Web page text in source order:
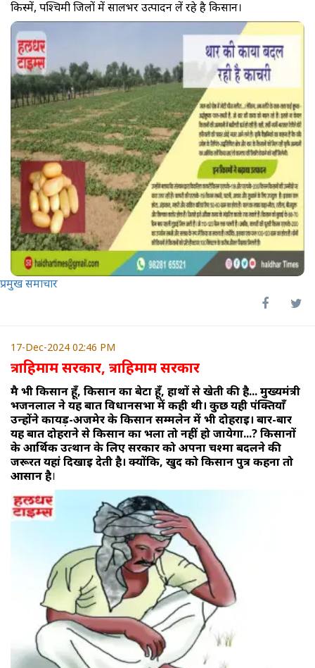
किस्में, पश्चिमी जिलों में सालभर उत्पादन लें रहे है किसान।
प्रमुख समाचार
17-Dec-2024 02:46 PM
त्राहिमाम सरकार, त्राहिमाम सरकार
मै भी किसान हूँ, किसान का बेटा हूँ, हाथों से खेती की है... मुख्यमंत्री
भजनलाल ने यह बात विधानसभा में कही थी। कुछ यही पंक्तियाँ
उन्होंने कायड़-अजमेर के किसान सम्मलेन में भी दोहराई। बार-बार
यह बात दोहराने से किसान का भला तो नहीं हो जायेगा...? किसानों
के आर्थिक उत्थान के लिए सरकार को अपना चश्मा बदलने की
जरूरत यहां दिखाई देती है। क्योंकि, खुद को किसान पुत्र कहना तो
आसान है।